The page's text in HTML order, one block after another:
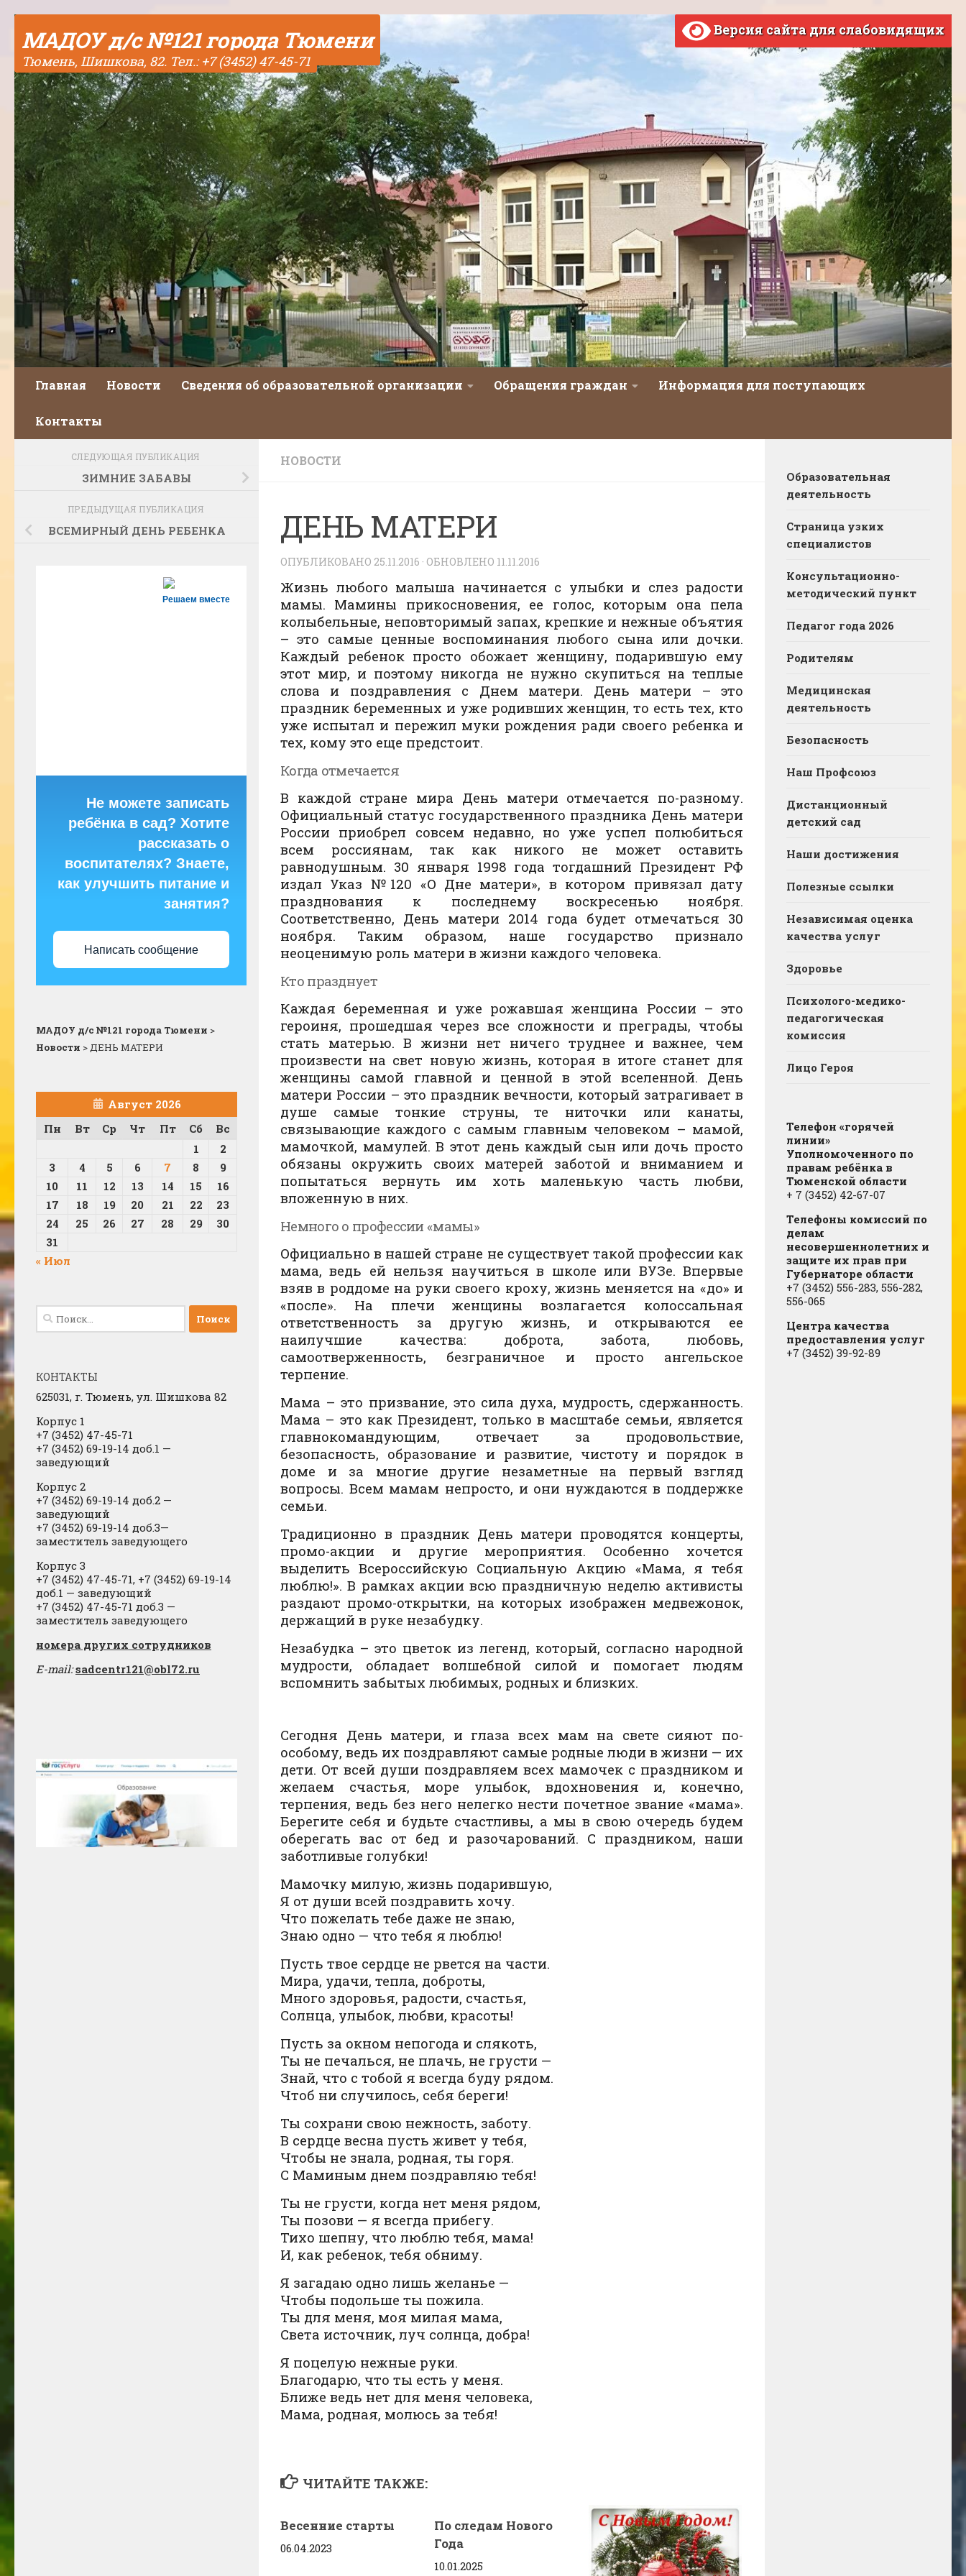
МАДОУ д/с №121 города Тюмени
Тюмень, Шишкова, 82. Тел.: +7 (3452) 47-45-71
Версия сайта для слабовидящих
Главная Новости Сведения об образовательной организации Обращения граждан Информация для поступающих
Контакты
НОВОСТИ
ДЕНЬ МАТЕРИ
ОПУБЛИКОВАНО 25.11.2016 · ОБНОВЛЕНО 11.11.2016
Жизнь любого малыша начинается с улыбки и слез радости
мамы. Мамины прикосновения, ее голос, которым она пела
колыбельные, неповторимый запах, крепкие и нежные объятия
– это самые ценные воспоминания любого сына или дочки.
Каждый ребенок просто обожает женщину, подарившую ему
этот мир, и поэтому никогда не нужно скупиться на теплые
слова и поздравления с Днем матери. День матери – это
праздник беременных и уже родивших женщин, то есть тех, кто
уже испытал и пережил муки рождения ради своего ребенка и
тех, кому это еще предстоит.
Когда отмечается
В каждой стране мира День матери отмечается по-разному.
Официальный статус государственного праздника День матери
России приобрел совсем недавно, но уже успел полюбиться
всем россиянам, так как никого не может оставить
равнодушным. 30 января 1998 года тогдашний Президент РФ
издал Указ №120 «О Дне матери», в котором привязал дату
празднования к последнему воскресенью ноября.
Соответственно, День матери 2014 года будет отмечаться 30
ноября. Таким образом, наше государство признало
неоценимую роль матери в жизни каждого человека.
Кто празднует
Каждая беременная и уже рожавшая женщина России – это
героиня, прошедшая через все сложности и преграды, чтобы
стать матерью. В жизни нет ничего труднее и важнее, чем
произвести на свет новую жизнь, которая в итоге станет для
женщины самой главной и ценной в этой вселенной. День
матери России – это праздник вечности, который затрагивает в
душе самые тонкие струны, те ниточки или канаты,
связывающие каждого с самым главным человеком – мамой,
мамочкой, мамулей. В этот день каждый сын или дочь просто
обязаны окружить своих матерей заботой и вниманием и
попытаться вернуть им хоть маленькую часть любви,
вложенную в них.
Немного о профессии «мамы»
Официально в нашей стране не существует такой профессии как
мама, ведь ей нельзя научиться в школе или ВУЗе. Впервые
взяв в роддоме на руки своего кроху, жизнь меняется на «до» и
«после». На плечи женщины возлагается колоссальная
ответственность за другую жизнь, и открываются ее
наилучшие качества: доброта, забота, любовь,
самоотверженность, безграничное и просто ангельское
терпение.
Мама – это призвание, это сила духа, мудрость, сдержанность.
Мама – это как Президент, только в масштабе семьи, является
главнокомандующим, отвечает за продовольствие,
безопасность, образование и развитие, чистоту и порядок в
доме и за многие другие незаметные на первый взгляд
вопросы. Всем мамам непросто, и они нуждаются в поддержке
семьи.
Традиционно в праздник День матери проводятся концерты,
промо-акции и другие мероприятия. Особенно хочется
выделить Всероссийскую Социальную Акцию «Мама, я тебя
люблю!». В рамках акции всю праздничную неделю активисты
раздают промо-открытки, на которых изображен медвежонок,
держащий в руке незабудку.
Незабудка – это цветок из легенд, который, согласно народной
мудрости, обладает волшебной силой и помогает людям
вспомнить забытых любимых, родных и близких.
Сегодня День матери, и глаза всех мам на свете сияют по-
особому, ведь их поздравляют самые родные люди в жизни — их
дети. От всей души поздравляем всех мамочек с праздником и
желаем счастья, море улыбок, вдохновения и, конечно,
терпения, ведь без него нелегко нести почетное звание «мама».
Берегите себя и будьте счастливы, а мы в свою очередь будем
оберегать вас от бед и разочарований. С праздником, наши
заботливые голубки!
Мамочку милую, жизнь подарившую,
Я от души всей поздравить хочу.
Что пожелать тебе даже не знаю,
Знаю одно — что тебя я люблю!
Пусть твое сердце не рвется на части.
Мира, удачи, тепла, доброты,
Много здоровья, радости, счастья,
Солнца, улыбок, любви, красоты!
Пусть за окном непогода и слякоть,
Ты не печалься, не плачь, не грусти —
Знай, что с тобой я всегда буду рядом.
Чтоб ни случилось, себя береги!
Ты сохрани свою нежность, заботу.
В сердце весна пусть живет у тебя,
Чтобы не знала, родная, ты горя.
С Маминым днем поздравляю тебя!
Ты не грусти, когда нет меня рядом,
Ты позови — я всегда прибегу.
Тихо шепну, что люблю тебя, мама!
И, как ребенок, тебя обниму.
Я загадаю одно лишь желанье —
Чтобы подольше ты пожила.
Ты для меня, моя милая мама,
Света источник, луч солнца, добра!
Я поцелую нежные руки.
Благодарю, что ты есть у меня.
Ближе ведь нет для меня человека,
Мама, родная, молюсь за тебя!
ЧИТАЙТЕ ТАКЖЕ:
Весенние старты
06.04.2023
По следам Нового
Года
10.01.2025
СЛЕДУЮЩАЯ ПУБЛИКАЦИЯ
ЗИМНИЕ ЗАБАВЫ
ПРЕДЫДУЩАЯ ПУБЛИКАЦИЯ
ВСЕМИРНЫЙ ДЕНЬ РЕБЕНКА
Решаем вместе
Не можете записать
ребёнка в сад? Хотите
рассказать о
воспитателях? Знаете,
как улучшить питание и
занятия?
Написать сообщение
МАДОУ д/с №121 города Тюмени >
Новости >ДЕНЬ МАТЕРИ
Август 2026
Пн
Вт Ср Чт Пт Сб
Вс
1
2
3
4 5 6 7 8
9
10
11 12 13 14 15
16
17
18 19 20 21 22
23
24
25 26 27 28 29
30
31
« Июл
Найти:
КОНТАКТЫ
625031, г. Тюмень, ул. Шишкова 82
Корпус 1
+7 (3452) 47-45-71
+7 (3452) 69-19-14 доб.1 —
заведующий
Корпус 2
+7 (3452) 69-19-14 доб.2 —
заведующий
+7 (3452) 69-19-14 доб.3—
заместитель заведующего
Корпус 3
+7 (3452) 47-45-71, +7 (3452) 69-19-14
доб.1 — заведующий
+7 (3452) 47-45-71 доб.3 —
заместитель заведующего
​номера других сотрудников
E-mail: sadcentr121@obl72.ru
Образовательная
деятельность
Страница узких
специалистов
Консультационно-
методический пункт
Педагог года 2026
Родителям
Медицинская
деятельность
Безопасность
Наш Профсоюз
Дистанционный
детский сад
Наши достижения
Полезные ссылки
Независимая оценка
качества услуг
Здоровье
Психолого-медико-
педагогическая
комиссия
Лицо Героя
Телефон «горячей
линии»
Уполномоченного по
правам ребёнка в
Тюменской области
+ 7 (3452) 42-67-07
Телефоны комиссий по
делам
несовершеннолетних и
защите их прав при
Губернаторе области
+7 (3452) 556-283, 556-282,
556-065
Центра качества
предоставления услуг
+7 (3452) 39-92-89